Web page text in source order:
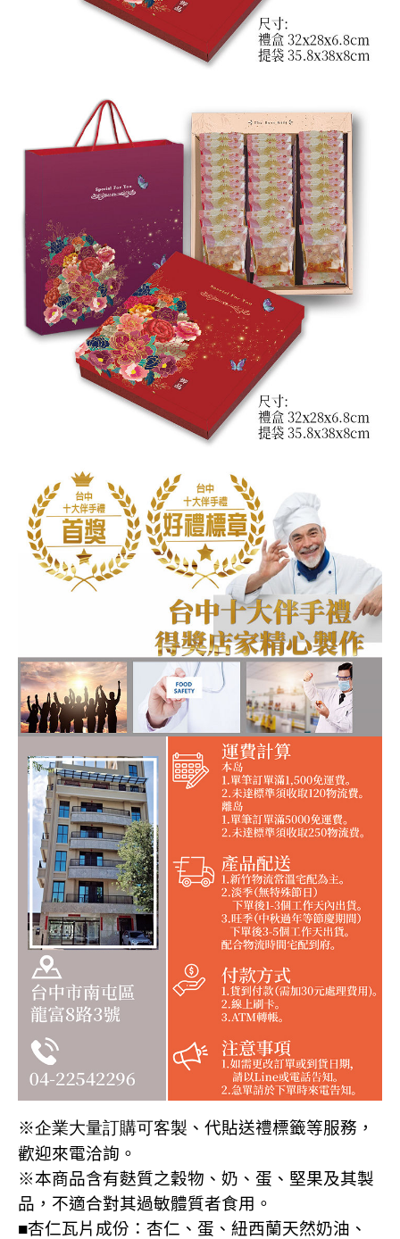
※企業大量訂購可客製 、代貼送禮標籤等服務，
歡迎來電洽詢 。
※本商品含有麩質之穀物、奶、蛋、堅果及其製
品，不適合對其過敏體質者食用。
■杏仁瓦片成份：杏仁、蛋、紐西蘭天然奶油、